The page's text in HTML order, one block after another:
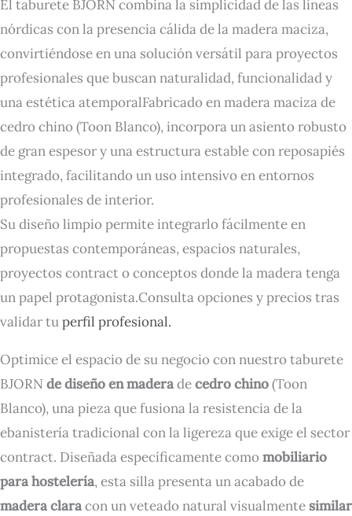
El taburete BJORN combina la simplicidad de las líneas
nórdicas con la presencia cálida de la madera maciza,
convirtiéndose en una solución versátil para proyectos
profesionales que buscan naturalidad, funcionalidad y
una estética atemporalFabricado en madera maciza de
cedro chino (Toon Blanco), incorpora un asiento robusto
de gran espesor y una estructura estable con reposapiés
integrado, facilitando un uso intensivo en entornos
profesionales de interior.
Su diseño limpio permite integrarlo fácilmente en
propuestas contemporáneas, espacios naturales,
proyectos contract o conceptos donde la madera tenga
un papel protagonista.Consulta opciones y precios tras
validar tuperfil profesional.
Optimice el espacio de su negocio con nuestro taburete
BJORN de diseño en maderadecedro chino(Toon
Blanco), una pieza que fusiona la resistencia de la
ebanistería tradicional con la ligereza que exige el sector
contract. Diseñada específicamente comomobiliario
para hostelería, esta silla presenta un acabado de
madera claracon un veteado natural visualmente similar